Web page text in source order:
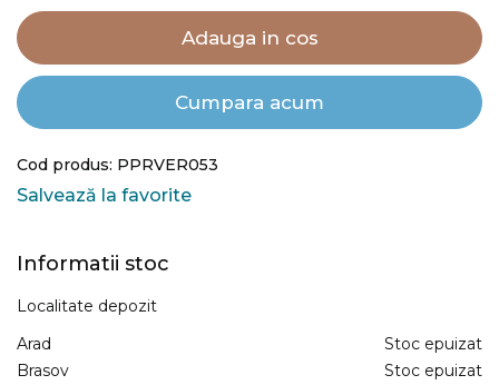
Adauga in cos
Cumpara acum
Cod produs: PPRVER053
Salvează la favorite
Informatii stoc
Localitate depozit
Arad
Stoc epuizat
Brasov
Stoc epuizat